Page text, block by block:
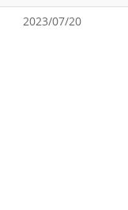
2023/07/20